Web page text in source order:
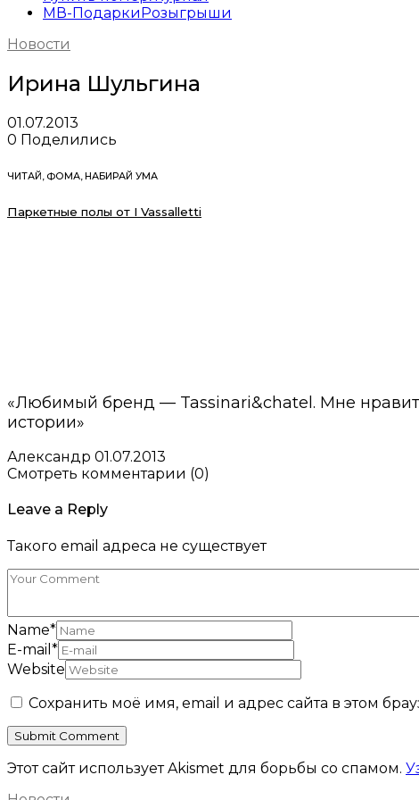
МВ-Подарки Розыгрыши
Новости
Ирина Шульгина
01.07.2013
0 Поделились
ЧИТАЙ, ФОМА, НАБИРАЙ УМА
Паркетные полы от I Vassalletti
«Любимый бренд — Tassinari&chatel. Мне
истории»
Александр 01.07.2013
Смотреть комментарии (0)
Leave a Reply
Такого email адреса не существует
Name*
E-mail *
Website
Сохранить моё имя, email и адрес сайта в этом
Этот сайт использует Akismet для борьбы со спамом.